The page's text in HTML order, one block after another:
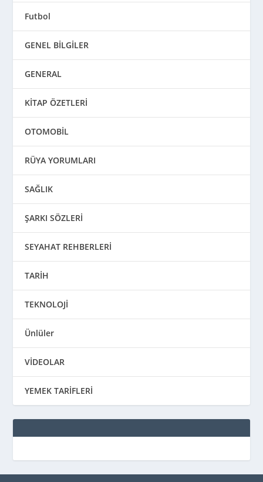
Futbol
GENEL BİLGİLER
GENERAL
KİTAP ÖZETLERİ
OTOMOBİL
RÜYA YORUMLARI
SAĞLIK
ŞARKI SÖZLERİ
SEYAHAT REHBERLERİ
TARİH
TEKNOLOJİ
Ünlüler
VİDEOLAR
YEMEK TARİFLERİ